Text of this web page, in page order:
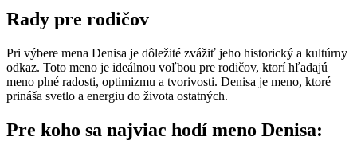
Rady pre rodičov
Pri výbere mena Denisa je dôležité zvážiť jeho historický a kultúrny
odkaz. Toto meno je ideálnou voľbou pre rodičov, ktorí hľadajú
meno plné radosti, optimizmu a tvorivosti. Denisa je meno, ktoré
prináša svetlo a energiu do života ostatných.
Pre koho sa najviac hodí meno Denisa: